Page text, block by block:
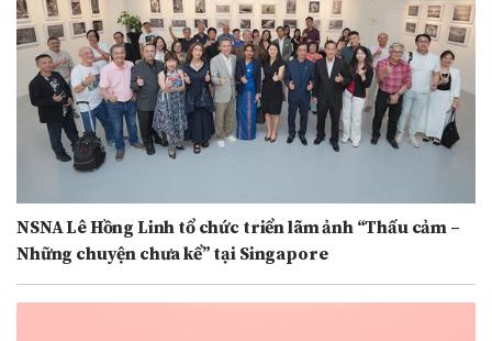
NSNA Lê Hồng Linh tổ chức triển lãm ảnh “Thấu cảm –
Những chuyện chưa kể” tại Singapore